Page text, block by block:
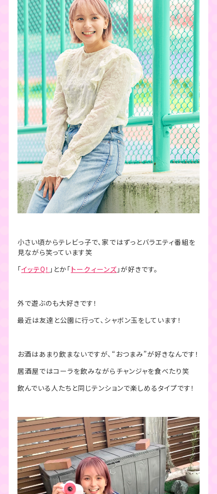
小さい頃からテレビっ子で、家ではずっとバラエティ番組を
見ながら笑っています笑
「イッテQ！ 」とか「トークィーンズ」が好きです。
外で遊ぶのも大好きです！
最近は友達と公園に行って、シャボン玉をしています！
お酒はあまり飲まないですが、“おつまみ”が好きなんです！
居酒屋ではコーラを飲みながらチャンジャを食べたり笑
飲んでいる人たちと同じテンションで楽しめるタイプです！